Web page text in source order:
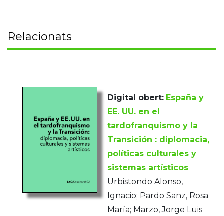
Relacionats
Digital obert: España y
EE. UU. en el
tardofranquismo y la
Transición : diplomacia,
políticas culturales y
sistemas artísticos
Urbistondo Alonso,
Ignacio; Pardo Sanz, Rosa
María; Marzo, Jorge Luis